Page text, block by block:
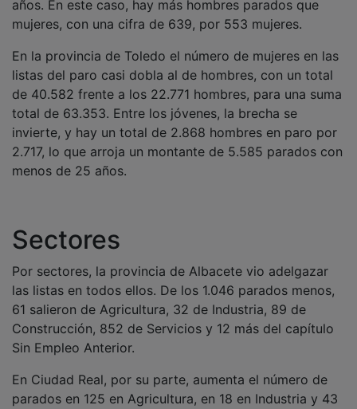
mujeres, con una cifra de 639, por 553 mujeres.
listas del paro casi dobla al de hombres, con un total
de 40.582 frente a los 22.771 hombres, para una suma
total de 63.353. Entre los jóvenes, la brecha se
invierte, y hay un total de 2.868 hombres en paro por
2.717, lo que arroja un montante de 5.585 parados con
menos de 25 años.
Sectores
las listas en todos ellos. De los 1.046 parados menos,
61 salieron de Agricultura, 32 de Industria, 89 de
Construcción, 852 de Servicios y 12 más del capítulo
Sin Empleo Anterior.
parados en 125 en Agricultura, en 18 en Industria y 43